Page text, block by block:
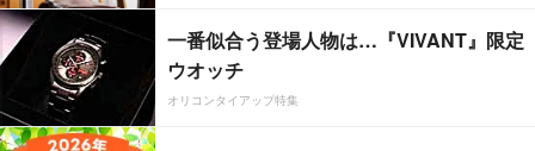
一番似合う登場人物は…『VIVANT』限定
ウオッチ
オリコンタイアップ特集